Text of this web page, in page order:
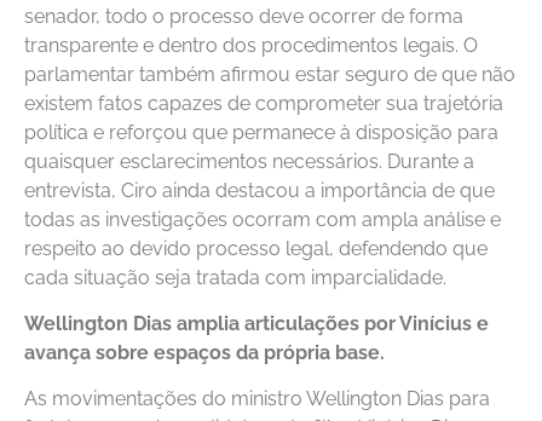
senador, todo o processo deve ocorrer de forma
transparente e dentro dos procedimentos legais. O
parlamentar também afirmou estar seguro de que não
existem fatos capazes de comprometer sua trajetória
política e reforçou que permanece à disposição para
quaisquer esclarecimentos necessários. Durante a
entrevista, Ciro ainda destacou a importância de que
todas as investigações ocorram com ampla análise e
respeito ao devido processo legal, defendendo que
cada situação seja tratada com imparcialidade.
Wellington Dias amplia articulações por Vinícius e
avança sobre espaços da própria base.
As movimentações do ministro Wellington Dias para